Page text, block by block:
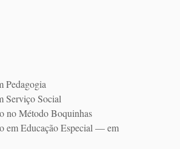
Pedagogia
Serviço Social
no Método Boquinhas
em Educação Especial — em